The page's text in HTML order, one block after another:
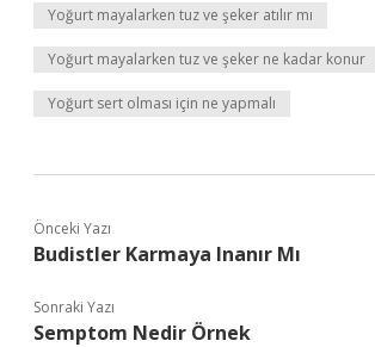
Yoğurt mayalarken tuz ve şeker atılır mı
Yoğurt mayalarken tuz ve şeker ne kadar konur
Yoğurt sert olması için ne yapmalı
Önceki Yazı
Budistler Karmaya Inanır Mı
Sonraki Yazı
Semptom Nedir Örnek